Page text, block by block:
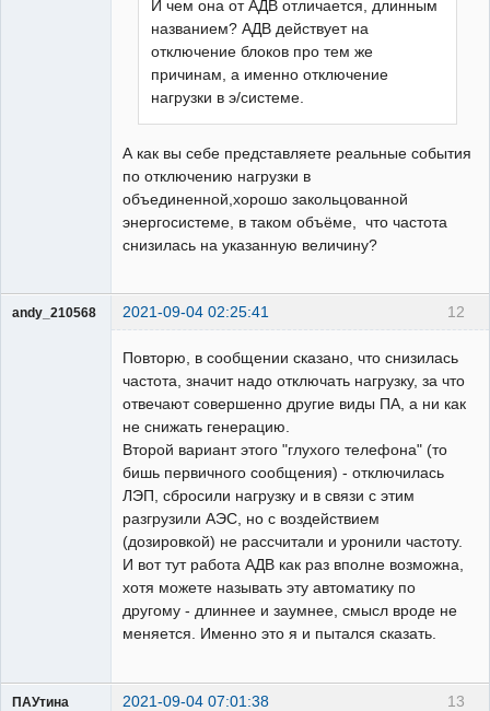
И чем она от АДВ отличается, длинным
названием? АДВ действует на
отключение блоков про тем же
причинам, а именно отключение
нагрузки в э/системе.
А как вы себе представляете реальные события
по отключению нагрузки в
объединенной,хорошо закольцованной
энергосистеме, в таком объёме, что частота
снизилась на указанную величину?
12
andy_210568 2021-09-04 02:25:41
Повторю, в сообщении сказано, что снизилась
частота, значит надо отключать нагрузку, за что
отвечают совершенно другие виды ПА, а ни как
не снижать генерацию.
Второй вариант этого "глухого телефона" (то
бишь первичного сообщения) - отключилась
ЛЭП, сбросили нагрузку и в связи с этим
разгрузили АЭС, но с воздействием
(дозировкой) не рассчитали и уронили частоту.
И вот тут работа АДВ как раз вполне возможна,
хотя можете называть эту автоматику по
другому - длиннее и заумнее, смысл вроде не
меняется. Именно это я и пытался сказать.
13
ПАУтина 2021-09-04 07:01:38